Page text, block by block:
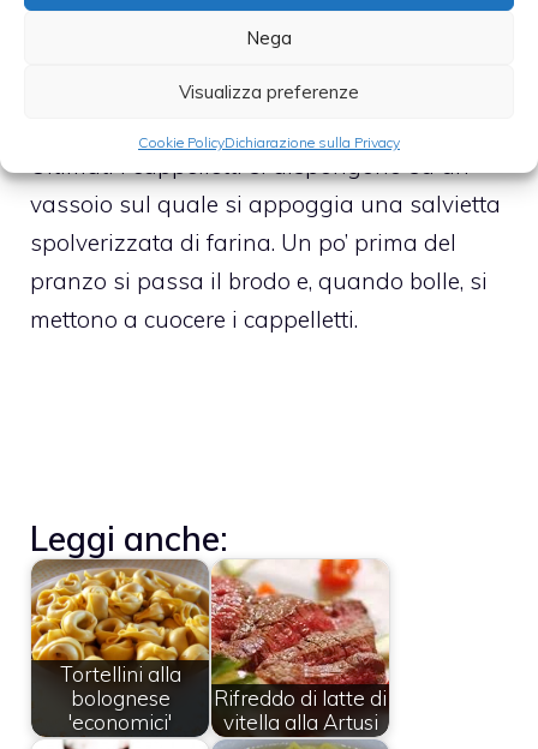
Nega
Visualizza preferenze
Cookie PolicyDichiarazione sulla Privacy
sovrappongono le due estremità fermandole
con il dito e dando così all’insieme la forma
di un piccolo cappelletto.
Ultimati i cappelletti si dispongono su un
vassoio sul quale si appoggia una salvietta
spolverizzata di farina. Un po’ prima del
pranzo si passa il brodo e, quando bolle, si
mettono a cuocere i cappelletti.
Leggi anche:
Tortellini alla
bolognese
'economici'
Rifreddo di latte di
vitella alla Artusi